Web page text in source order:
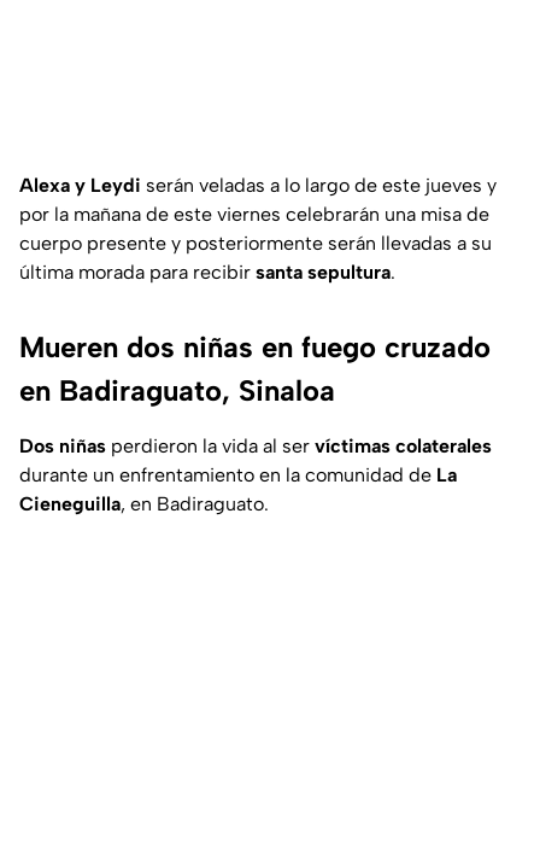
Alexa y Leydi serán veladas a lo largo de este jueves y
por la mañana de este viernes celebrarán una misa de
cuerpo presente y posteriormente serán llevadas a su
última morada para recibir santa sepultura.
Mueren dos niñas en fuego cruzado
en Badiraguato, Sinaloa
Dos niñas perdieron la vida al ser víctimas colaterales
durante un enfrentamiento en la comunidad de La
Cieneguilla, en Badiraguato.